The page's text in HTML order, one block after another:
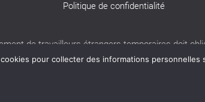
Politique de confidentialité
de travailleurs étrangers temporaires doit
au Québec.pour collecter des informations personnelles